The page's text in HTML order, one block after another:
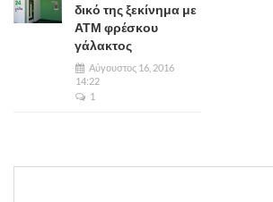
δικό της ξεκίνημα με
ΑΤΜ φρέσκου
γάλακτος
Αύγουστος 16, 2016
14:22
1